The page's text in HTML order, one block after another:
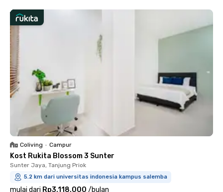
Coliving • Campur
Kost Rukita Blossom 3 Sunter
Sunter Jaya, Tanjung Priok
5.2 km dari universitas indonesia kampus salemba
mulai dari Rp3.118.000 /bulan